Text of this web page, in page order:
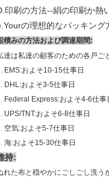
印刷の方法--絹の印刷か熱
の理想的なパッキング
積みの方法および調達期間:
達は私達の顧客のための各戸ご
EMS:およそ10-15仕事日
DHL:およそ3-5仕事日
Federal Express:およそ4-6仕事
UPS/TNT:およそ6-8仕事日
空気:およそ5-7仕事日
海:およそ15-30仕事日
持:
れた布と穏やかにごしごし洗う